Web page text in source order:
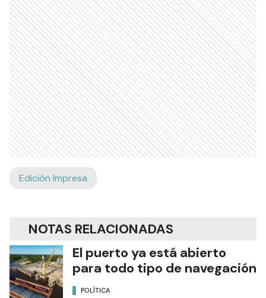
Edición Impresa
NOTAS RELACIONADAS
El puerto ya está abierto
para todo tipo de navegación
POLÍTICA